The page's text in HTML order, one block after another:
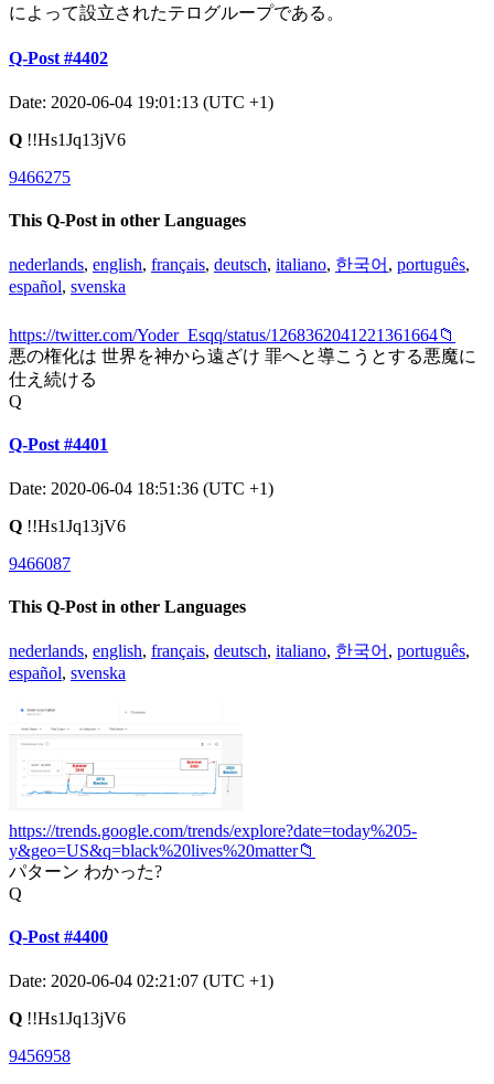
によって設立されたテログループである。
Q-Post #4402
Date: 2020-06-04 19:01:13 (UTC +1)
Q !!Hs1Jq13jV6
9466275
This Q-Post in other Languages
nederlands, english, français, deutsch, italiano, 한국어 , português,
español, svenska
https://twitter.com/Yoder_Esqq/status/1268362041221361664📁
悪の権化は 世界を神から遠ざけ 罪へと導こうとする悪魔に
仕え続ける
Q
Q-Post #4401
Date: 2020-06-04 18:51:36 (UTC +1)
Q !!Hs1Jq13jV6
9466087
This Q-Post in other Languages
nederlands, english, français, deutsch, italiano, 한국어 , português,
español, svenska
https://trends.google.com/trends/explore?date=today%205-
y&geo=US&q=black%20lives%20matter📁
パターン わかった?
Q
Q-Post #4400
Date: 2020-06-04 02:21:07 (UTC +1)
Q !!Hs1Jq13jV6
9456958